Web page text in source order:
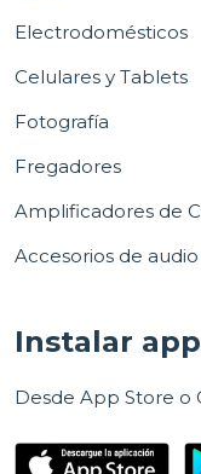
Electrodomésticos
Celulares y Tablets
Fotografía
Fregadores
Amplificadores de
Accesorios de audio
Instalar app
Desde App Store o